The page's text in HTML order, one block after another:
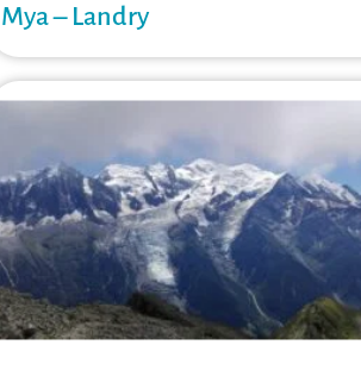
Mya – Landry